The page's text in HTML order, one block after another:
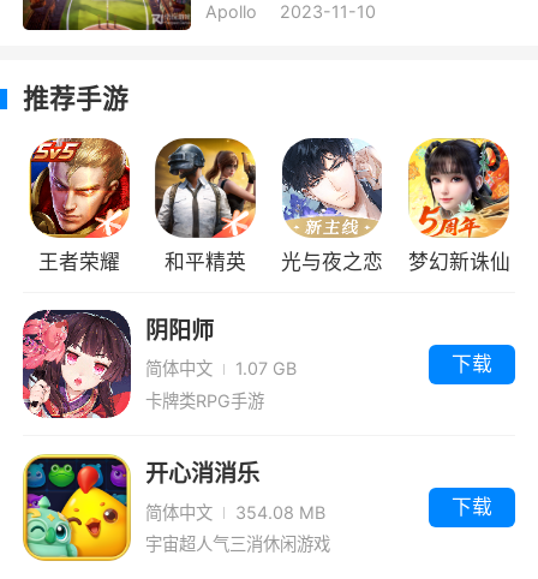
Apollo 2023-11-10
推荐手游
王者荣耀 和平精英 光与夜之恋 梦幻新诛仙
阴阳师
简体中文
1.07 GB
卡牌类RPG手游
下载
开心消消乐
简体中文
354.08 MB
宇宙超人气三消休闲游戏
下载